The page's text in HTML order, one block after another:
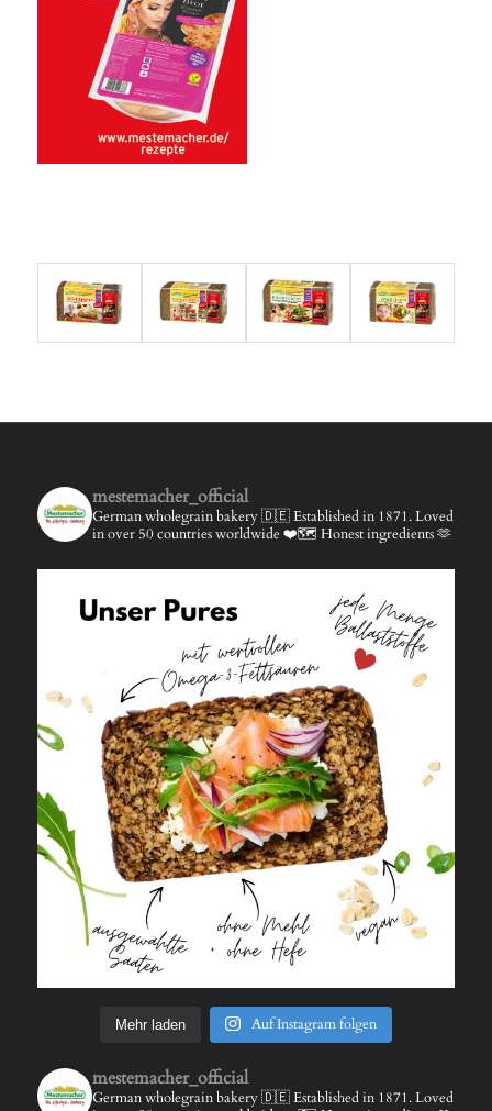
mestemacher_official
German wholegrain bakery 🇩🇪Established in 1871.Loved
in over 50 countries worldwide ❤️🗺️ Honest ingredients 🫶
Mehr laden Auf Instagram folgen
mestemacher_official
German wholegrain bakery 🇩🇪Established in 1871.Loved